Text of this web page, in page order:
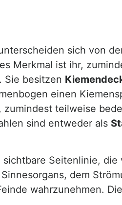
sich von
Merkmal ist ihr,
Sie besitzen
einen
, zumindest teilweise
sind entweder als
Seitenlinie, die
dem
wahrzunehmen.